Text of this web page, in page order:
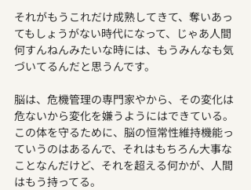
それがもうこれだけ成熟してきて、奪いあっ
てもしょうがない時代になって、じゃあ人間
何すんねんみたいな時には、もうみんなも気
づいてるんだと思うんです。
脳は、危機管理の専門家やから、その変化は
危ないから変化を嫌うようにはできている。
この体を守るために、脳の恒常性維持機能っ
ていうのはあるんで、それはもちろん大事な
ことなんだけど、それを超える何かが、人間
はもう持ってる。